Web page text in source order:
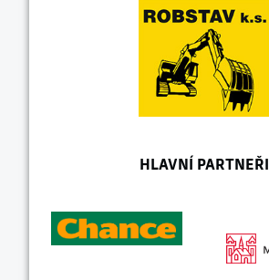
HLAVNÍ PARTNEŘI